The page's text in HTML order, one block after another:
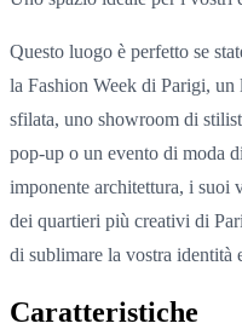
Questo luogo è perfetto se
la Fashion Week di Parigi, un
sfilata, uno showroom di
pop-up o un evento di moda
imponente architettura, i suoi
dei quartieri più creativi di
di sublimare la vostra identità
Caratteristiche